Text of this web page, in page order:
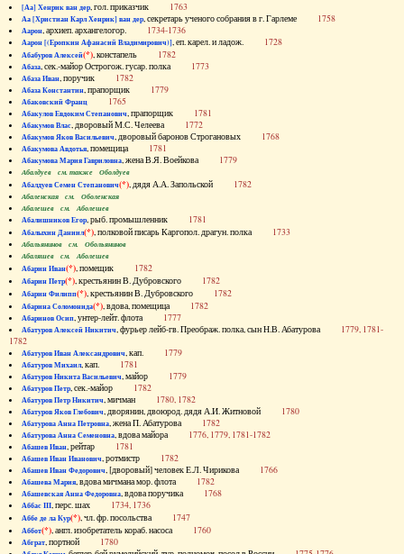
[Аа] Хенрик ван дер, гол. приказчик 1763
Аа [Христиан Карл Хенрик] ван дер, секретарь ученого собрания в г. Гарлеме 1758
Аарон, архиеп. архангелогор. 1734-1736
Аарон [(Еропкин Афанасий Владимирович)], еп. карел. и ладож. 1728
Абабуров Алексей(*), констапель 1782
Абаза, сек.-майор Острогож. гусар. полка 1773
Абаза Иван, поручик 1782
Абаза Константин, прапорщик 1779
Абаковский Франц 1765
Абакулов Евдоким Степанович, прапорщик 1781
Абакумов Влас, дворовый М.С. Челеева 1772
Абакумов Яков Васильевич, дворовый баронов Строгановых 1768
Абакумова Авдотья, помещица 1781
Абакумова Мария Гавриловна, жена В.Я. Воейкова 1779
Абалдуев см. также Оболдуев
Абалдуев Семен Степанович(*), дядя А.А. Запольской 1782
Абаленская см. Оболенская
Абалешев см. Аболешев
Абалишников Егор, рыб. промышленник 1781
Абалыхин Даниил(*), полковой писарь Каргопол. драгун. полка 1733
Абальянинов см. Обольянинов
Абаляшев см. Аболешев
Абарин Иван(*), помещик 1782
Абарин Петр(*), крестьянин В. Дубровского 1782
Абарин Филипп(*), крестьянин В. Дубровского 1782
Абарина Соломонида(*), вдова, помещица 1782
Абаринов Осип, унтер-лейт. флота 1777
Абатуров Алексей Никитич, фурьер лейб-гв. Преображ. полка, сын Н.В. Абатурова 1779, 1781-
1782
Абатуров Иван Александрович, кап. 1779
Абатуров Михаил, кап. 1781
Абатуров Никита Васильевич, майор 1779
Абатуров Петр, сек.-майор 1782
Абатуров Петр Никитич, мичман 1780, 1782
Абатуров Яков Глебович, дворянин, двоюрод. дядя А.И. Житновой 1780
Абатурова Анна Петровна, жена П. Абатурова 1782
Абатурова Анна Семеновна, вдова майора 1776, 1779, 1781-1782
Абашев Иван, рейтар 1781
Абашев Иван Иванович, ротмистр 1782
Абашев Иван Федорович, [дворовый] человек Е.Л. Чирикова 1766
Абашева Мария, вдова мичмана мор. флота 1782
Абашевская Анна Федоровна, вдова поручика 1768
Аббас III, перс. шах 1734, 1736
Аббе де ла Кур(*), чл. фр. посольства 1747
Аббот(*), англ. изобретатель кораб. насоса 1760
Абграт, портной 1780